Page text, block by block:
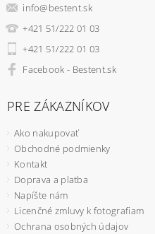
info@bestent.sk
+421 51/222 01 03
+421 51/222 01 03
Facebook - Bestent.sk
PRE ZÁKAZNÍKOV
Ako nakupovať
Obchodné podmienky
Kontakt
Doprava a platba
Napíšte nám
Licenčné zmluvy k fotografiam
Ochrana osobných údajov